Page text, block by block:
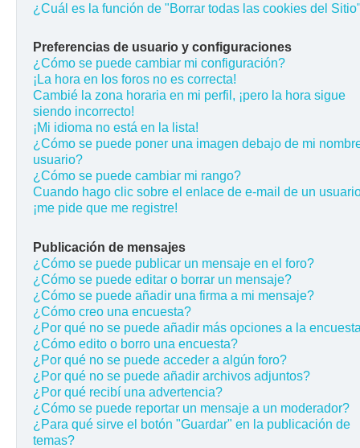
¿Cuál es la función de "Borrar todas las cookies del
Preferencias de usuario y configuraciones
¿Cómo se puede cambiar mi configuración?
¡La hora en los foros no es correcta!
Cambié la zona horaria en mi perfil, ¡pero la hora sigue
siendo incorrecto!
¡Mi idioma no está en la lista!
¿Cómo se puede poner una imagen debajo de mi
usuario?
¿Cómo se puede cambiar mi rango?
Cuando hago clic sobre el enlace de e-mail de un
¡me pide que me registre!
Publicación de mensajes
¿Cómo se puede publicar un mensaje en el foro?
¿Cómo se puede editar o borrar un mensaje?
¿Cómo se puede añadir una firma a mi mensaje?
¿Cómo creo una encuesta?
¿Por qué no se puede añadir más opciones a la
¿Cómo edito o borro una encuesta?
¿Por qué no se puede acceder a algún foro?
¿Por qué no se puede añadir archivos adjuntos?
¿Por qué recibí una advertencia?
¿Cómo se puede reportar un mensaje a un moderador?
¿Para qué sirve el botón "Guardar" en la publicación de
temas?